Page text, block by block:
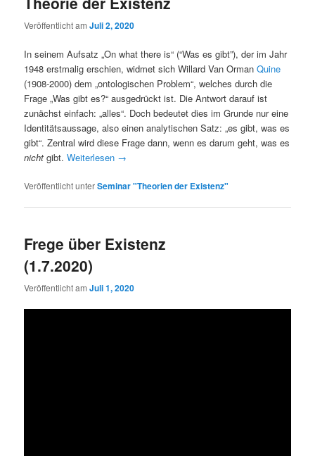
Veröffentlicht amJuli 2, 2020
In seinem Aufsatz „On what there is“ (“Was es gibt”), der im Jahr
1948 erstmalig erschien, widmet sich Willard Van OrmanQuine
(1908-2000) dem „ontologischen Problem“, welches durch die
Frage „Was gibt es?“ ausgedrückt ist. Die Antwort darauf ist
zunächst einfach: „alles“. Doch bedeutet dies im Grunde nur eine
Identitätsaussage, also einen analytischen Satz: „es gibt, was es
gibt“. Zentral wird diese Frage dann, wenn es darum geht, was es
nicht gibt.Weiterlesen →
Veröffentlicht unterSeminar "Theorien der Existenz"
Frege über Existenz
(1.7.2020)
Veröffentlicht amJuli 1, 2020